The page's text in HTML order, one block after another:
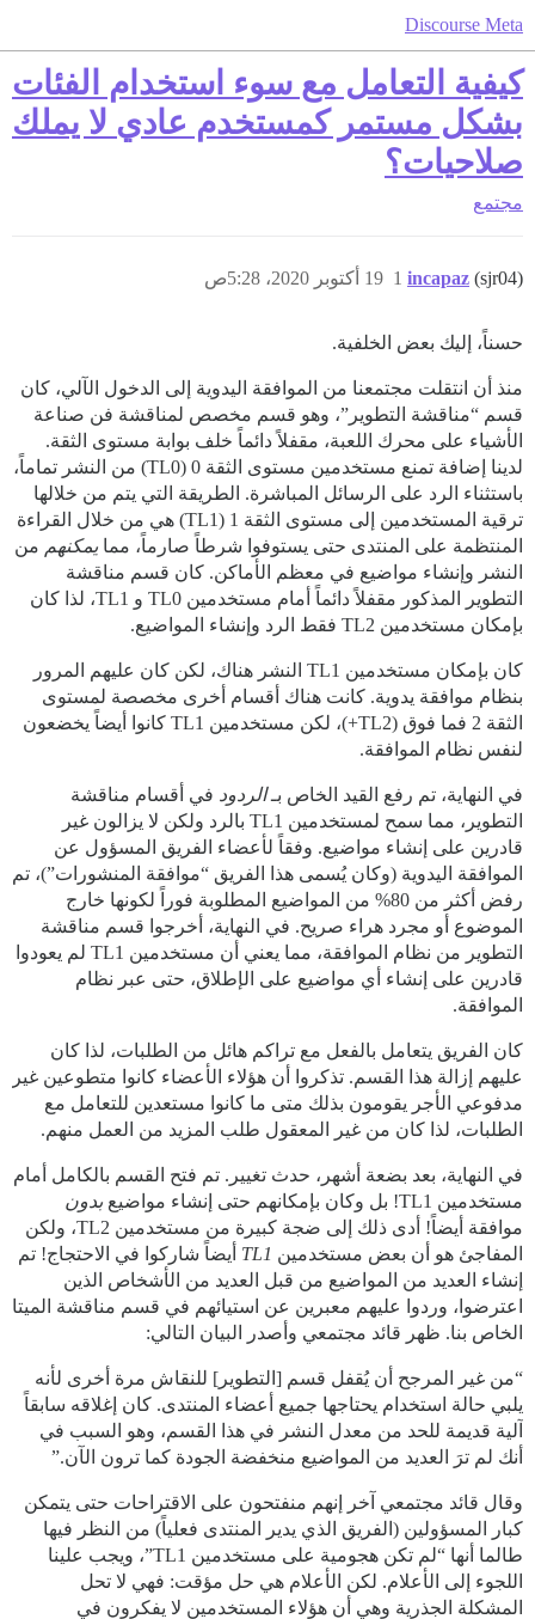
Discourse Meta
كيفية التعامل مع سوء استخدام الفئات
بشكل مستمر كمستخدم عادي لا يملك
صلاحيات؟
مجتمع
incapaz (sjr04) 19 أكتوبر 2020، 5:28ص 1
حسناً، إليك بعض الخلفية.
منذ أن انتقلت مجتمعنا من الموافقة اليدوية إلى الدخول الآلي، كان
قسم “مناقشة التطوير”، وهو قسم مخصص لمناقشة فن صناعة
الأشياء على محرك اللعبة، مقفلاً دائماً خلف بوابة مستوى الثقة.
لدينا إضافة تمنع مستخدمين مستوى الثقة 0 (TL0) من النشر تماماً،
باستثناء الرد على الرسائل المباشرة. الطريقة التي يتم من خلالها
ترقية المستخدمين إلى مستوى الثقة 1 (TL1) هي من خلال القراءة
المنتظمة على المنتدى حتى يستوفوا شرطاً صارماً، مما يمكنهم من
النشر وإنشاء مواضيع في معظم الأماكن. كان قسم مناقشة
التطوير المذكور مقفلاً دائماً أمام مستخدمين TL0 و TL1، لذا كان
بإمكان مستخدمين TL2 فقط الرد وإنشاء المواضيع.
كان بإمكان مستخدمين TL1 النشر هناك، لكن كان عليهم المرور
بنظام موافقة يدوية. كانت هناك أقسام أخرى مخصصة لمستوى
الثقة 2 فما فوق (TL2+)، لكن مستخدمين TL1 كانوا أيضاً يخضعون
لنفس نظام الموافقة.
في النهاية، تم رفع القيد الخاص بـالردود في أقسام مناقشة
التطوير، مما سمح لمستخدمين TL1 بالرد ولكن لا يزالون غير
قادرين على إنشاء مواضيع. وفقاً لأعضاء الفريق المسؤول عن
الموافقة اليدوية (وكان يُسمى هذا الفريق “موافقة المنشورات”)، تم
رفض أكثر من 80% من المواضيع المطلوبة فوراً لكونها خارج
الموضوع أو مجرد هراء صريح. في النهاية، أخرجوا قسم مناقشة
التطوير من نظام الموافقة، مما يعني أن مستخدمين TL1 لم يعودوا
قادرين على إنشاء أي مواضيع على الإطلاق، حتى عبر نظام
الموافقة.
كان الفريق يتعامل بالفعل مع تراكم هائل من الطلبات، لذا كان
عليهم إزالة هذا القسم. تذكروا أن هؤلاء الأعضاء كانوا متطوعين غير
مدفوعي الأجر يقومون بذلك متى ما كانوا مستعدين للتعامل مع
الطلبات، لذا كان من غير المعقول طلب المزيد من العمل منهم.
في النهاية، بعد بضعة أشهر، حدث تغيير. تم فتح القسم بالكامل أمام
مستخدمين TL1! بل وكان بإمكانهم حتى إنشاء مواضيع
بدون
موافقة أيضاً! أدى ذلك إلى ضجة كبيرة من مستخدمين TL2، ولكن
المفاجئ هو أن بعض مستخدمين TL1 أيضاً شاركوا في الاحتجاج! تم
إنشاء العديد من المواضيع من قبل العديد من الأشخاص الذين
اعترضوا، وردوا عليهم معبرين عن استيائهم في قسم مناقشة الميتا
الخاص بنا. ظهر قائد مجتمعي وأصدر البيان التالي:
“من غير المرجح أن يُقفل قسم [التطوير] للنقاش مرة أخرى لأنه
يلبي حالة استخدام يحتاجها جميع أعضاء المنتدى. كان إغلاقه سابقاً
آلية قديمة للحد من معدل النشر في هذا القسم، وهو السبب في
أنك لم ترَ العديد من المواضيع منخفضة الجودة كما ترون الآن.”
وقال قائد مجتمعي آخر إنهم منفتحون على الاقتراحات حتى يتمكن
كبار المسؤولين (الفريق الذي يدير المنتدى فعلياً) من النظر فيها
طالما أنها “لم تكن هجومية على مستخدمين TL1”، ويجب علينا
اللجوء إلى الأعلام. لكن الأعلام هي حل مؤقت: فهي لا تحل
المشكلة الجذرية وهي أن هؤلاء المستخدمين لا يفكرون في